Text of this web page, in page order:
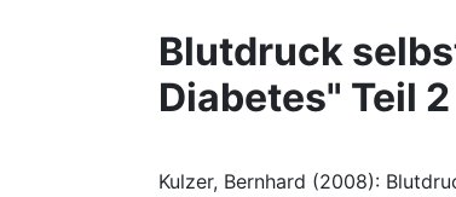
Blutdruck
Diabetes" Teil 2
Kulzer, Bernhard (2008):